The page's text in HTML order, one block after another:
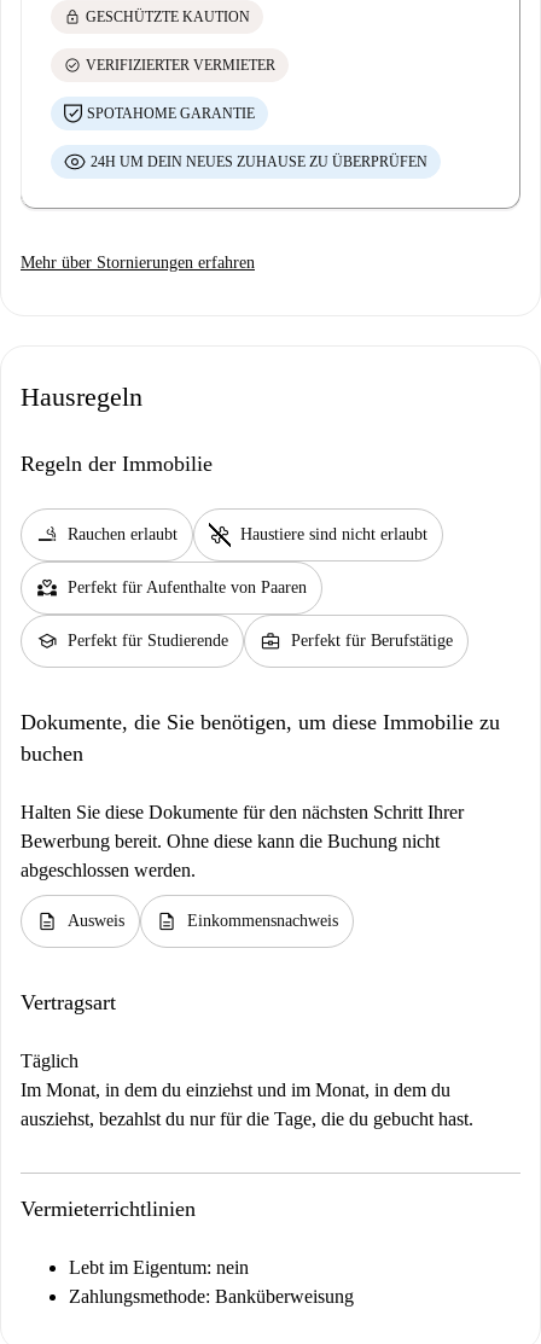
lock GESCHÜTZTE KAUTION
check_circle VERIFIZIERTER VERMIETER
SPOTAHOME GARANTIE
24H UM DEIN NEUES ZUHAUSE ZU ÜBERPRÜFEN
Mehr über Stornierungen erfahren
Hausregeln
Regeln der Immobilie
smoking_rooms Rauchen erlaubt pet_supplies Haustiere sind nicht erlaubt
partner_heart Perfekt für Aufenthalte von Paaren
school Perfekt für Studierende business_center Perfekt für Berufstätige
Dokumente, die Sie benötigen, um diese Immobilie zu
buchen
Halten Sie diese Dokumente für den nächsten Schritt Ihrer
Bewerbung bereit. Ohne diese kann die Buchung nicht
abgeschlossen werden.
description Ausweis description Einkommensnachweis
Vertragsart
Täglich
Im Monat, in dem du einziehst und im Monat, in dem du
ausziehst, bezahlst du nur für die Tage, die du gebucht hast.
Vermieterrichtlinien
Lebt im Eigentum: nein
Zahlungsmethode: Banküberweisung